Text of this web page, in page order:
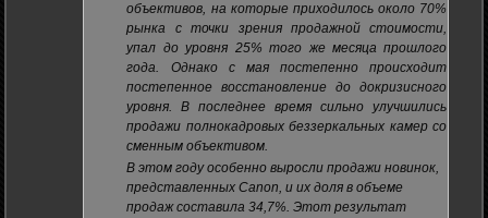
объективов, на которые приходилось около 70%
рынка с точки зрения продажной стоимости,
упал до уровня 25% того же месяца прошлого
года. Однако с мая постепенно происходит
постепенное восстановление до докризисного
уровня. В последнее время сильно улучшились
продажи полнокадровых беззеркальных камер со
сменным объективом.
В этом году особенно выросли продажи новинок,
представленных Canon, и их доля в объеме
продаж составила 34,7%. Этот результат